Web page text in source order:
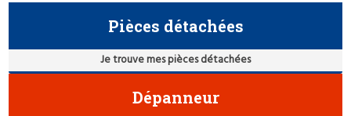
Pièces détachées
Je trouve mes pièces détachées
Dépanneur